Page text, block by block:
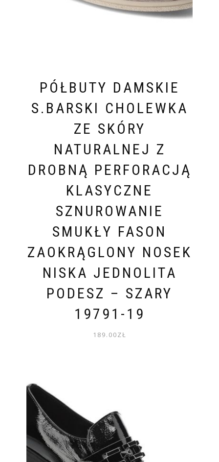
PÓŁBUTY DAMSKIE
S.BARSKI CHOLEWKA
ZE SKÓRY
NATURALNEJ Z
DROBNĄ PERFORACJĄ
KLASYCZNE
SZNUROWANIE
SMUKŁY FASON
ZAOKRĄGLONY NOSEK
NISKA JEDNOLITA
PODESZ – SZARY
19791-19
189.00ZŁ